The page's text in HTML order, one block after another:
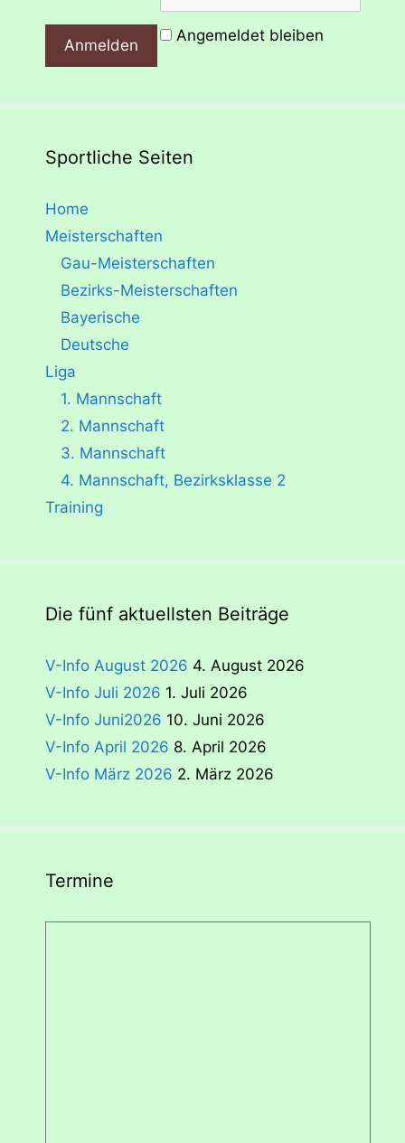
Angemeldet bleiben
Sportliche Seiten
Home
Meisterschaften
Gau-Meisterschaften
Bezirks-Meisterschaften
Bayerische
Deutsche
Liga
1. Mannschaft
2. Mannschaft
3. Mannschaft
4. Mannschaft, Bezirksklasse 2
Training
Die fünf aktuellsten Beiträge
V-Info August 2026 4. August 2026
V-Info Juli 2026 1. Juli 2026
V-Info Juni2026 10. Juni 2026
V-Info April 2026 8. April 2026
V-Info März 2026 2. März 2026
Termine